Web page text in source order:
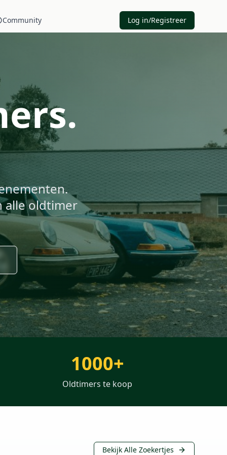
Community Log in/Registreer
alle oldtimer
1000+
Oldtimers te koop
Bekijk Alle Zoekertjes